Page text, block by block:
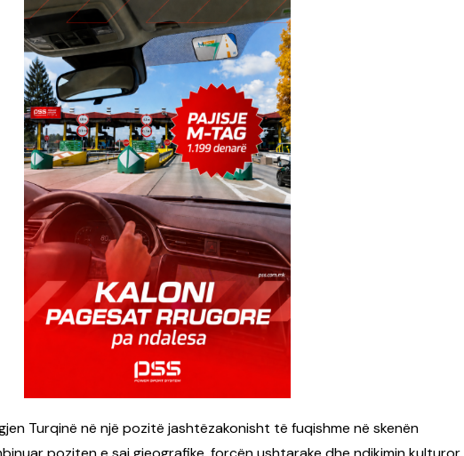
Turqinë në një pozitë jashtëzakonisht të fuqishme në skenën